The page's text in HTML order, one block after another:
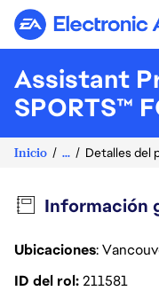
Assistant
SPORTS™
Inicio ... Detalles del
Información
Ubicaciones:
ID del rol211581